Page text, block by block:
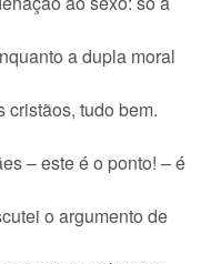
a dupla moral
cristãos, tudo bem.
– este é o ponto! – é
o argumento de